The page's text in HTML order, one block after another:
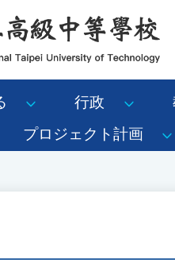
行政
プロジェクト計画